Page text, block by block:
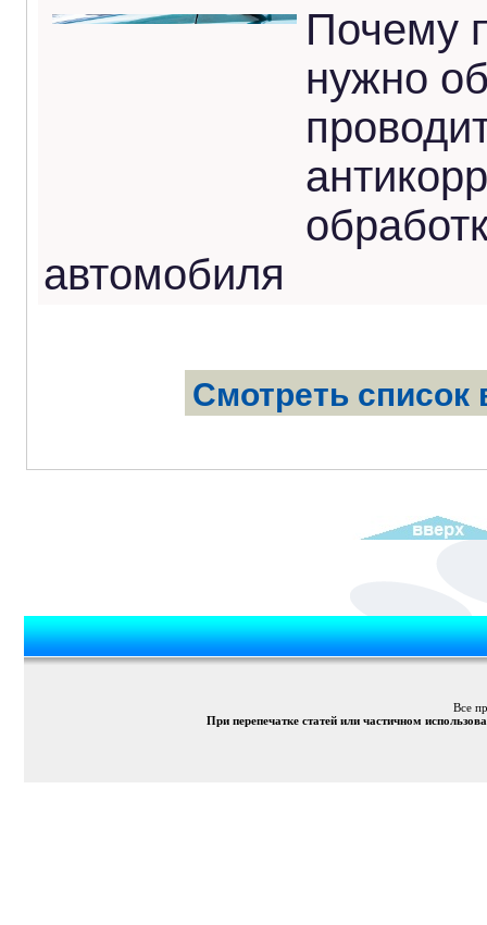
Почему
нужно
автомобиля
Смотреть список
Все
При перепечатке статей или частичном